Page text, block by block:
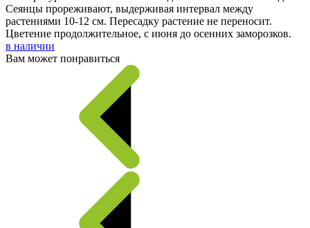
Сеянцы прореживают, выдерживая интервал между
растениями 10-12 см. Пересадку растение не переносит.
Цветение продолжительное, с июня до осенних заморозков.
в наличии
Вам может понравиться